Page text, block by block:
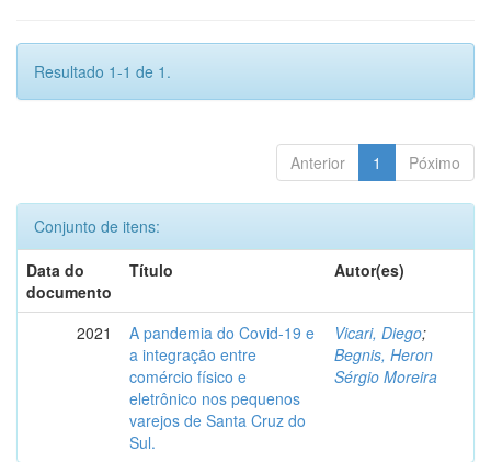
Resultado 1-1 de 1.
Anterior 1 Póximo
Conjunto de itens:
Data do
documento
Título Autor(es)
2021
A pandemia do Covid-19 e
a integração entre
comércio físico e
eletrônico nos pequenos
varejos de Santa Cruz do
Sul.
Vicari, Diego;
Begnis, Heron
Sérgio Moreira